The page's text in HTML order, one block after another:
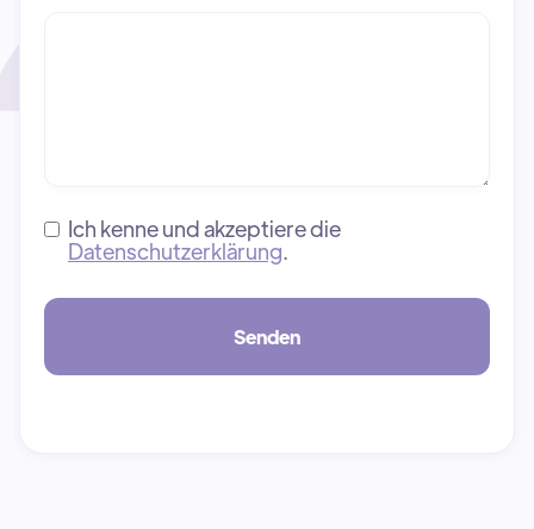
Ich kenne und akzeptiere die
Datenschutzerklärung